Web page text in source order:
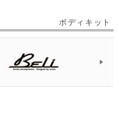
ボディキット